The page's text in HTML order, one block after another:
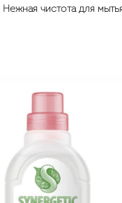
чистота для